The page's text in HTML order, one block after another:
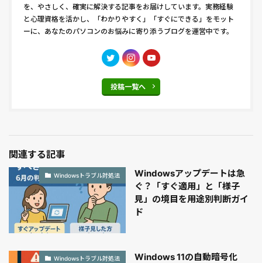
を、やさしく、確実に解決する記事をお届けしています。実務経験
と心理資格を活かし、「わかりやすく」「すぐにできる」をモット
ーに、あなたのパソコンのお悩みに寄り添うブログを運営中です。
投稿一覧へ
関連する記事
Windowsトラブル対処法
Windowsアップデートは急
ぐ？「すぐ適用」と「様子
見」の境目を用途別判断ガイ
ド
Windowsトラブル対処法
Windows 11の自動暗号化